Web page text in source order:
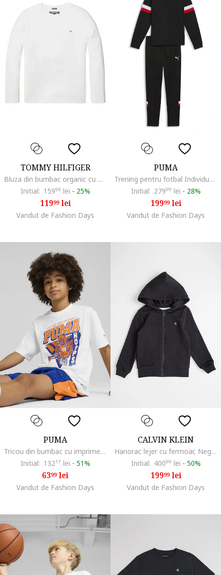
TOMMY HILFIGER
Bluza din bumbac organic cu detaliu logo, Alb
Initial: 15999 lei - 25%
11999lei
Vandut de Fashion Days
PUMA
Trening pentru fotbal Individual Rise, Negru
Initial: 27999 lei - 28%
19999lei
Vandut de Fashion Days
PUMA
Tricou din bumbac cu imprimeu logo, pentru baschet, Portocaliu deschis/Albastru royal/Alb optic
Initial: 13217 lei - 51%
6399lei
Vandut de Fashion Days
CALVIN KLEIN
Hanorac lejer cu fermoar, Negru
Initial: 40099 lei - 50%
19999lei
Vandut de Fashion Days